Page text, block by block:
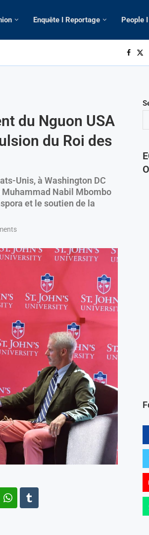
Enquête I Reportage People
du Nguon USA
du Roi des
Unis, à Washington DC
Muhammad Nabil Mbombo
et le soutien de la